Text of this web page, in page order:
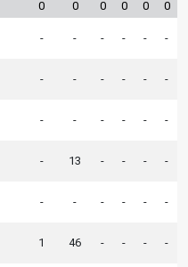
0 0 0 0 0 0
- - - - - -
- - - - - -
- - - - - -
- 13 - - - -
- - - - - -
1 46 - - - -